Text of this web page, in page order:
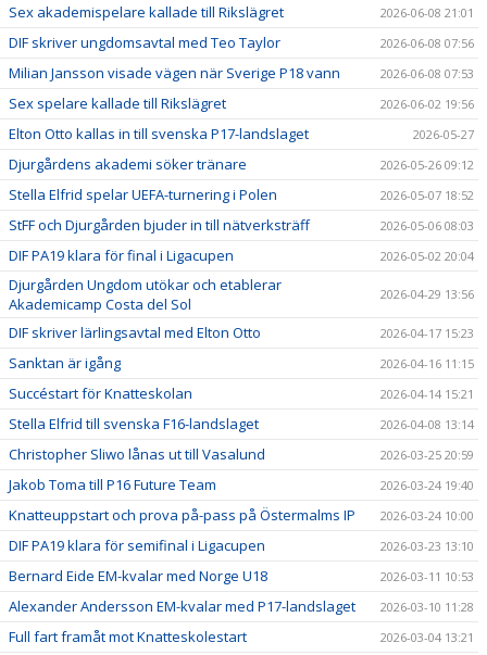
Sex akademispelare kallade till Rikslägret 2026-06-08 21:01
DIF skriver ungdomsavtal med Teo Taylor 2026-06-08 07:56
Milian Jansson visade vägen när Sverige P18 vann 2026-06-08 07:53
Sex spelare kallade till Rikslägret 2026-06-02 19:56
Elton Otto kallas in till svenska P17-landslaget 2026-05-27
Djurgårdens akademi söker tränare 2026-05-26 09:12
Stella Elfrid spelar UEFA-turnering i Polen 2026-05-07 18:52
StFF och Djurgården bjuder in till nätverksträff 2026-05-06 08:03
DIF PA19 klara för final i Ligacupen 2026-05-02 20:04
Djurgården Ungdom utökar och etablerar
Akademicamp Costa del Sol
2026-04-29 13:56
DIF skriver lärlingsavtal med Elton Otto 2026-04-17 15:23
Sanktan är igång 2026-04-16 11:15
Succéstart för Knatteskolan 2026-04-14 15:21
Stella Elfrid till svenska F16-landslaget 2026-04-08 13:14
Christopher Sliwo lånas ut till Vasalund 2026-03-25 20:59
Jakob Toma till P16 Future Team 2026-03-24 19:40
Knatteuppstart och prova på-pass på Östermalms IP 2026-03-24 10:00
DIF PA19 klara för semifinal i Ligacupen 2026-03-23 13:10
Bernard Eide EM-kvalar med Norge U18 2026-03-11 10:53
Alexander Andersson EM-kvalar med P17-landslaget 2026-03-10 11:28
Full fart framåt mot Knatteskolestart 2026-03-04 13:21